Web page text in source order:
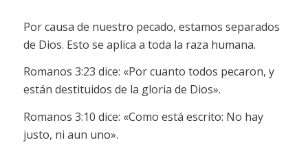
Por causa de nuestro pecado, estamos separados
de Dios. Esto se aplica a toda la raza humana.
Romanos 3:23 dice: «Por cuanto todos pecaron, y
están destituidos de la gloria de Dios».
Romanos 3:10 dice: «Como está escrito: No hay
justo, ni aun uno».